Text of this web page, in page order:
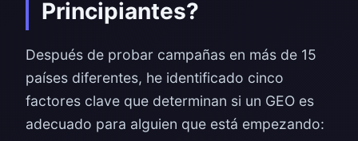
Principiantes?
Después de probar campañas en más de 15
países diferentes, he identificado cinco
factores clave que determinan si un GEO es
adecuado para alguien que está empezando: